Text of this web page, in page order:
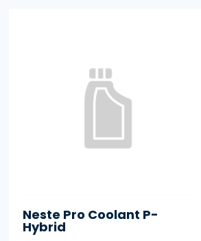
Neste Pro Coolant P-
Hybrid